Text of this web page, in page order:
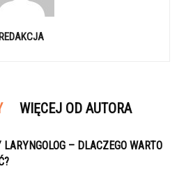
REDAKCJA
WIĘCEJ OD AUTORA
– DLACZEGO WARTO